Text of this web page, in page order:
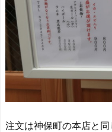
注文は神保町の本店と